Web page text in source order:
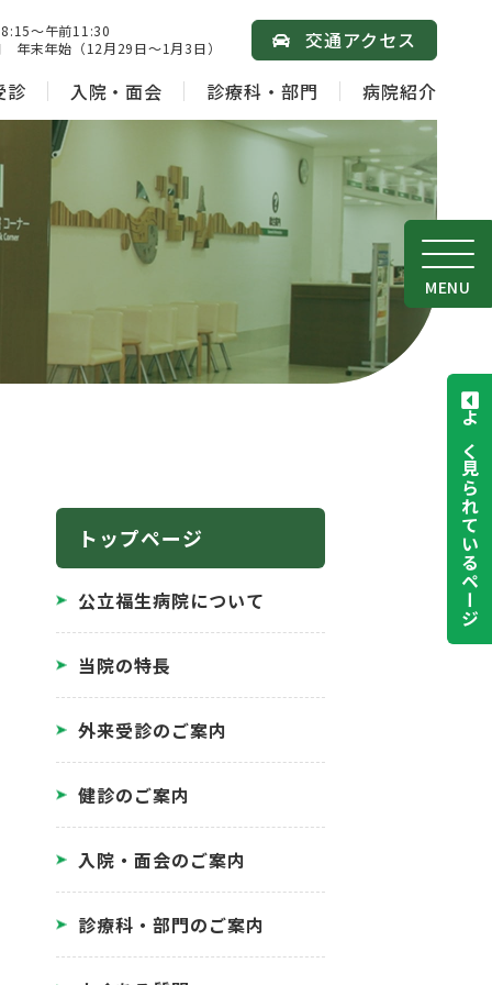
～午前11:30
末年始（12月29日～1月3日）
交通アクセス
診
入院・面会 診療科・部門 病院紹介
MENU
よく見られているページ
トップページ
公立福生病院について
当院の特長
外来受診のご案内
健診のご案内
入院・面会のご案内
診療科・部門のご案内